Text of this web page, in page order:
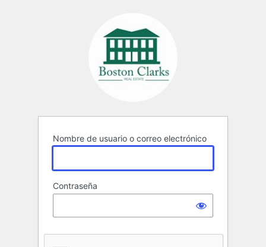
Nombre de usuario o correo electrónico
Contraseña